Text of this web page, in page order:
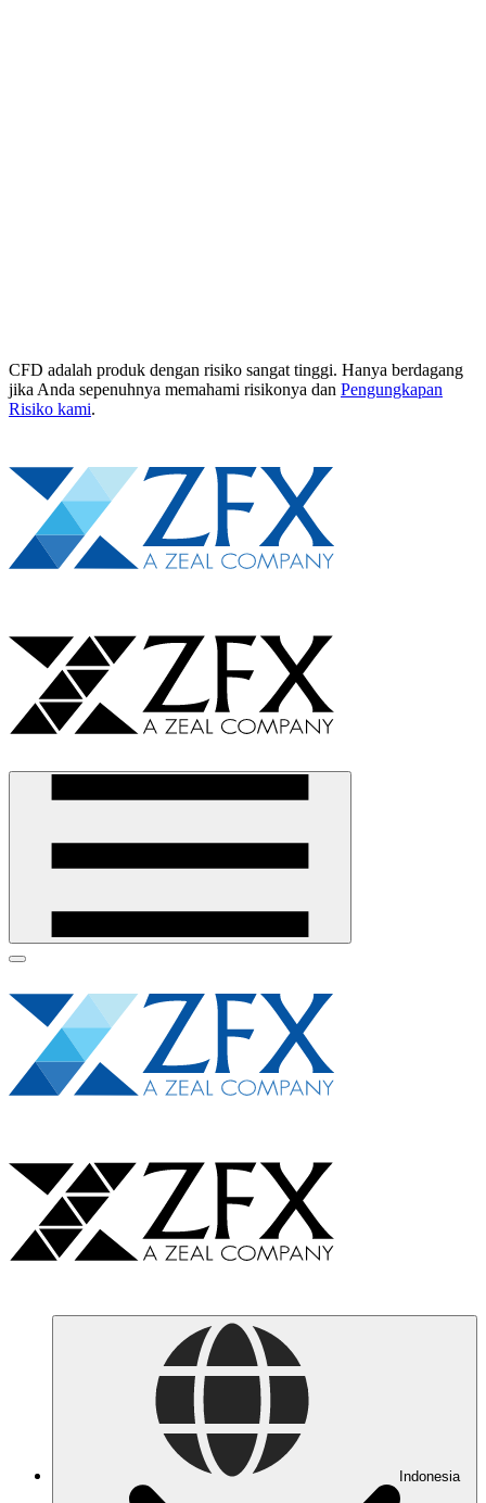
CFD adalah produk dengan risiko sangat tinggi. Hanya berdagang
jika Anda sepenuhnya memahami risikonya dan Pengungkapan
Risiko kami.
Indonesia